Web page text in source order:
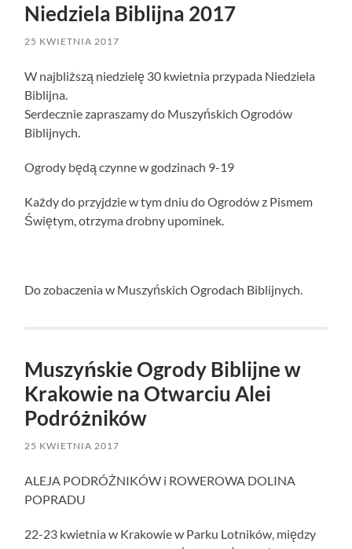
Niedziela Biblijna 2017
25 KWIETNIA 2017
W najbliższą niedzielę 30 kwietnia przypada Niedziela
Biblijna.
Serdecznie zapraszamy do Muszyńskich Ogrodów
Biblijnych.
Ogrody będą czynne w godzinach 9-19
Każdy do przyjdzie w tym dniu do Ogrodów z Pismem
Świętym, otrzyma drobny upominek.
Do zobaczenia w Muszyńskich Ogrodach Biblijnych.
Muszyńskie Ogrody Biblijne w
Krakowie na Otwarciu Alei
Podróżników
25 KWIETNIA 2017
ALEJA PODRÓŻNIKÓW i ROWEROWA DOLINA
POPRADU
22-23 kwietnia w Krakowie w Parku Lotników, między